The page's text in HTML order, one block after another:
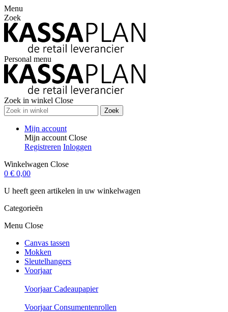
Menu
Zoek
Personal menu
Zoek in winkel Close
Zoek
Mijn account
Mijn account Close
Registreren Inloggen
Winkelwagen Close
0 € 0,00
U heeft geen artikelen in uw winkelwagen
Categorieën
Menu Close
Canvas tassen
Mokken
Sleutelhangers
Voorjaar
Voorjaar Cadeaupapier
Voorjaar Consumentenrollen